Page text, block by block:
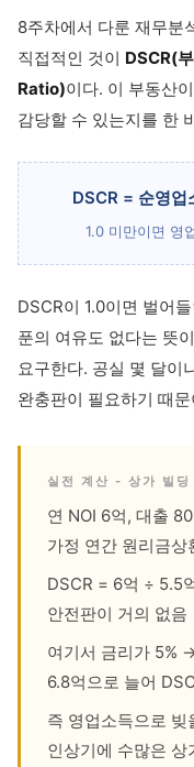
8주차에서 다룬 재무분
직접적인 것이 DSCR(
Ratio)이다. 이 부동산
감당할 수 있는지를 한
DSCR = 순영
1.0 미만이면 영
DSCR이 1.0이면 벌어
푼의 여유도 없다는 뜻
요구한다. 공실 몇 달이
완충판이 필요하기 때문
실전 계산 - 상가 빌딩
연 NOI 6억, 대출
가정 연간 원리금상
DSCR = 6억 ÷ 5.5
안전판이 거의 없음
여기서 금리가 5%
6.8억으로 늘어
즉 영업소득으로
인상기에 수많은 상